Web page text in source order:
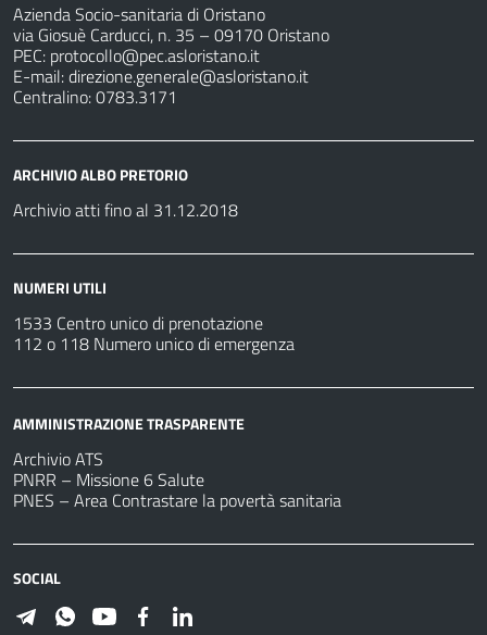
Azienda Socio-sanitaria di Oristano
via Giosuè Carducci, n. 35 – 09170 Oristano
PEC: protocollo@pec.asloristano.it
E-mail:direzione.generale@asloristano.it
Centralino: 0783.3171
ARCHIVIO ALBO PRETORIO
Archivio atti fino al 31.12.2018
NUMERI UTILI
1533 Centro unico di prenotazione
112 o 118 Numero unico di emergenza
AMMINISTRAZIONE TRASPARENTE
Archivio ATS
PNRR – Missione 6 Salute
PNES – Area Contrastare la povertà sanitaria
SOCIAL